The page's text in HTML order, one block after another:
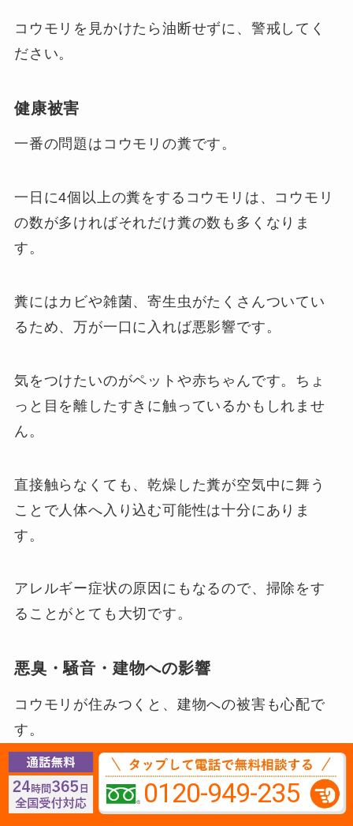
コウモリを見かけたら油断せずに、警戒してく
ださい。
健康被害
一番の問題はコウモリの糞です。
一日に4個以上の糞をするコウモリは、コウモリ
の数が多ければそれだけ糞の数も多くなりま
す。
糞にはカビや雑菌、寄生虫がたくさんついてい
るため、万が一口に入れば悪影響です。
気をつけたいのがペットや赤ちゃんです。ちょ
っと目を離したすきに触っているかもしれませ
ん。
直接触らなくても、乾燥した糞が空気中に舞う
ことで人体へ入り込む可能性は十分にありま
す。
アレルギー症状の原因にもなるので、掃除をす
ることがとても大切です。
悪臭・騒音・建物への影響
コウモリが住みつくと、建物への被害も心配で
す。
糞尿がしみて悪臭が漂ったり、内壁・天井にシ
ミが広がってしまえば掃除で解決できず、壁や
0120-949-235